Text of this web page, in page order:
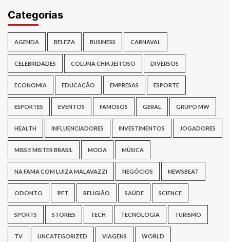
Categorias
AGENDA BELEZA BUSINESS CARNAVAL
CELEBRIDADES COLUNA CHIK JEITOSO DIVERSOS
ECONOMIA EDUCAÇÃO EMPRESAS ESPORTE
ESPORTES EVENTOS FAMOSOS GERAL GRUPO MW
HEALTH INFLUENCIADORES INVESTIMENTOS JOGADORES
MISS E MISTER BRASIL MODA MÚSICA
NA FAMA COM LUIZA MALAVAZZI NEGÓCIOS NEWSBEAT
ODONTO PET RELIGIÃO SAÚDE SCIENCE
SPORTS STORIES TECH TECNOLOGIA TURISMO
TV UNCATEGORIZED VIAGENS WORLD